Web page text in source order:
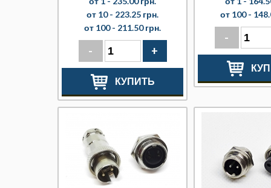
от 10 - 223.25 грн.
от 100 - 211.50 грн.
- +
КУПИТЬ
от 100 -
-